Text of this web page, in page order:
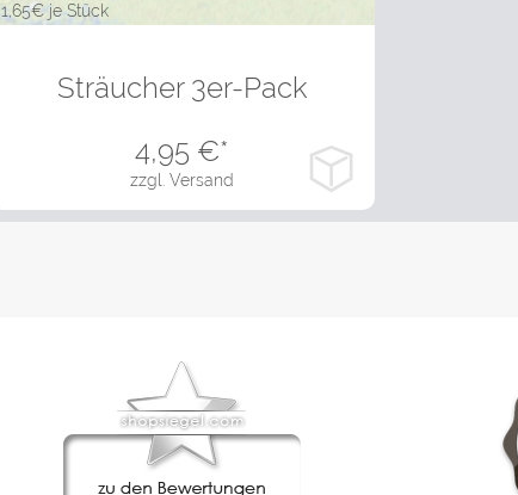
1,65€ je Stück
Sträucher 3er-Pack
zzgl. Versand
4,95 €*